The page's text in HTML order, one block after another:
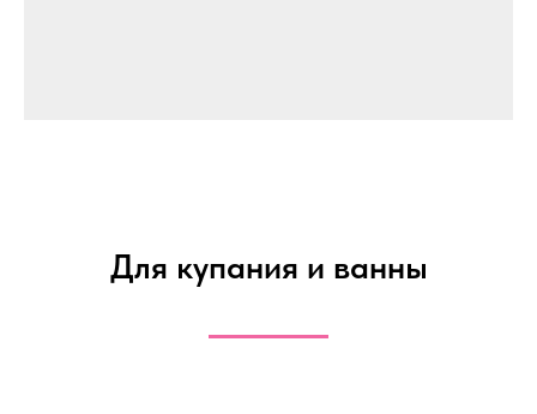
Для купания и ванны